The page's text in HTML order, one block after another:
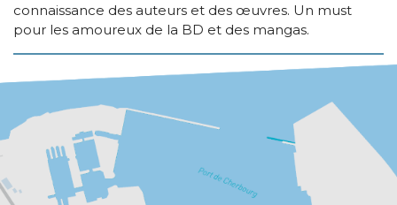
connaissance des auteurs et des œuvres. Un must
pour les amoureux de la BD et des mangas.